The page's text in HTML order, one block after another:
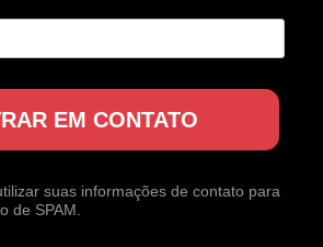
EM CONTATO
suas informações de contato para
de SPAM.